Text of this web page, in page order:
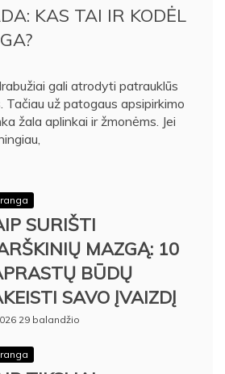
KAS TAI IR KODĖL
gali atrodyti patrauklūs
Tačiau už patogaus apsipirkimo
žala aplinkai ir žmonėms. Jei
SURIŠTI
MAZGĄ: 10
BŪDŲ
SAVO ĮVAIZDĮ
29 balandžio